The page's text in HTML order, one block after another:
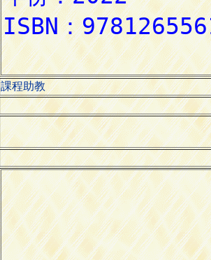
課程助教